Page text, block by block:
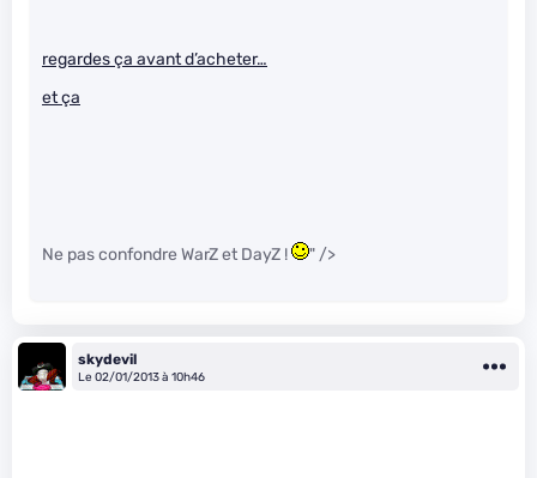
regardes ça avant d’acheter…
et ça
Ne pas confondre WarZ et DayZ ! " />
skydevil
Le 02/01/2013 à 10h46